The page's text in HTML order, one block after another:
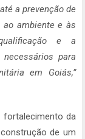
a prevenção de
ao ambiente e às
e a
para
em Goiás,”
fortalecimento da
de um